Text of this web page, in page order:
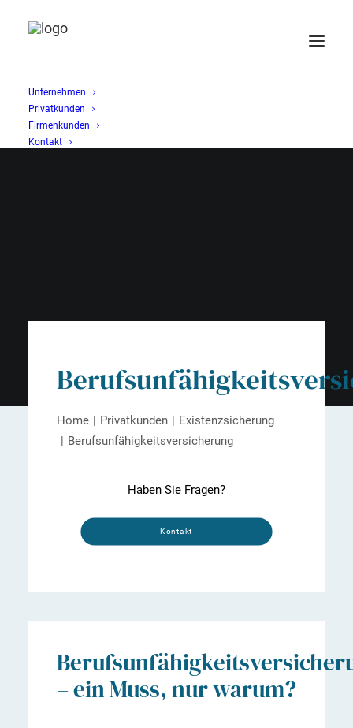
Unternehmen
Privatkunden
Firmenkunden
Kontakt
Home Privatkunden
Existenzsicherung
Berufsunfähigkeitsversicherung
Haben Sie Fragen?
Kontakt
– ein Muss, nur warum?